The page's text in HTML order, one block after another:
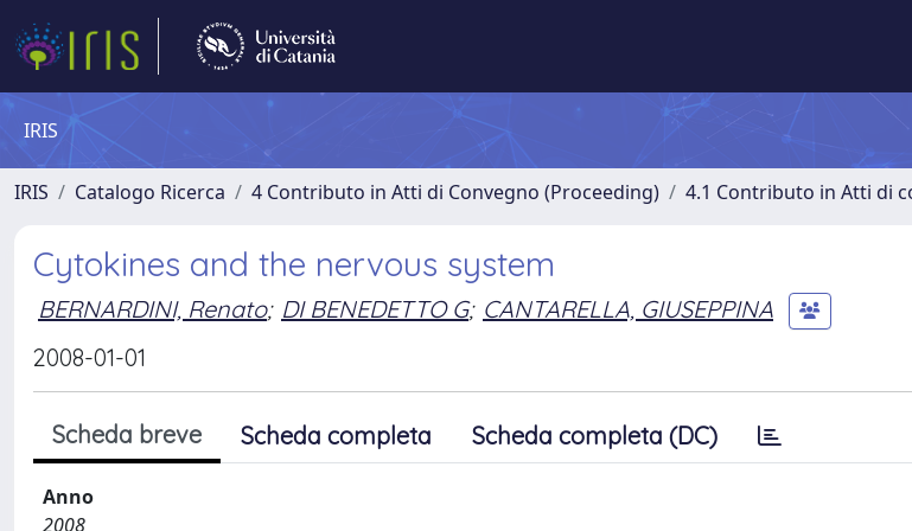
IRIS
IRIS Catalogo Ricerca 4 Contributo in Atti di Convegno (Proceeding) 4.1 Contributo in Atti di
Cytokines and the nervous system
BERNARDINI, Renato; DI BENEDETTO G; CANTARELLA, GIUSEPPINA
2008-01-01
Scheda breve Scheda completa Scheda completa (DC)
Anno
2008